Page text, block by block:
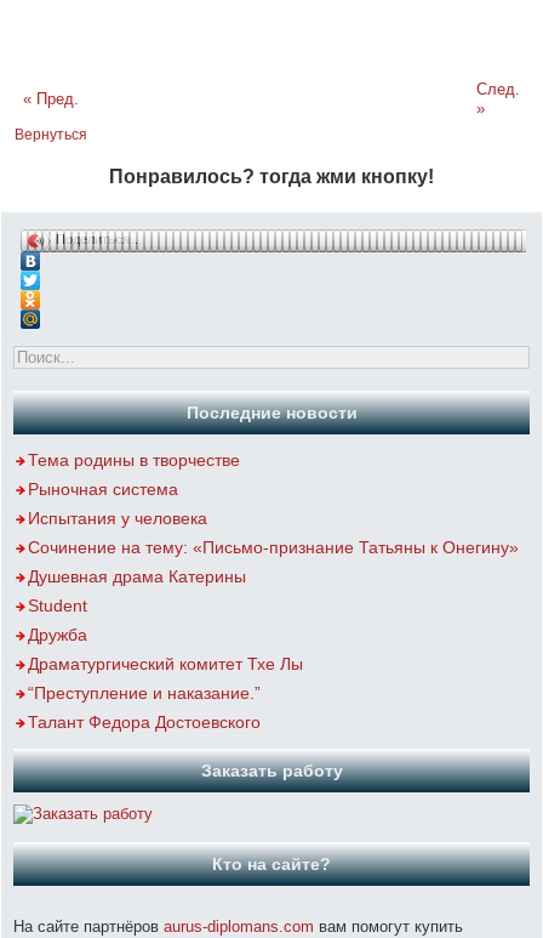
« Пред.
След.
»
Вернуться
Понравилось? тогда жми кнопку!
Поделиться…
Последние новости
Тема родины в творчестве
Рыночная система
Испытания у человека
Сочинение на тему: «Письмо-признание Татьяны к Онегину»
Душевная драма Катерины
Student
Дружба
Драматургический комитет Тхе Лы
“Преступление и наказание.”
Талант Федора Достоевского
Заказать работу
Кто на сайте?
На сайте партнёров aurus-diplomans.com вам помогут купить